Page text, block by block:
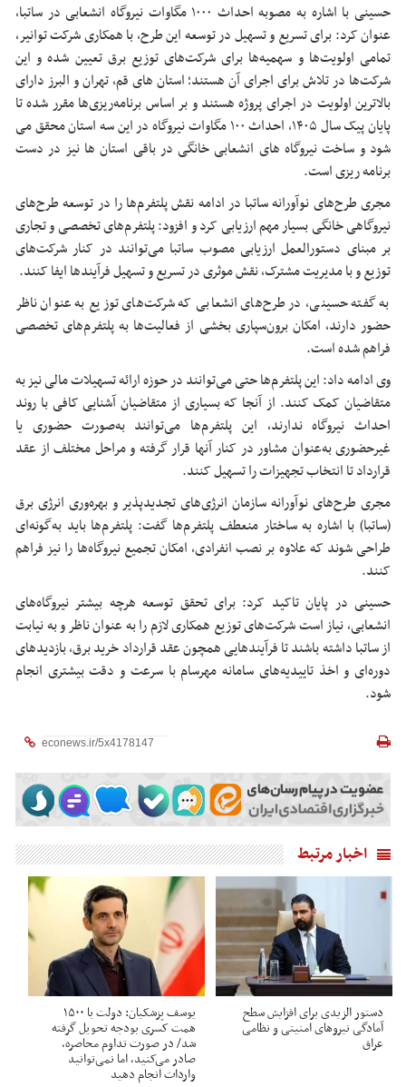
حسینی با اشاره به مصوبه احداث ۱۰۰۰ مگاوات نیروگاه انشعابی در ساتبا،
عنوان کرد: برای تسریع و تسهیل در توسعه این طرح، با همکاری شرکت توانیر،
تمامی اولویت‌ها و سهمیه‌ها برای شرکت‌های توزیع برق تعیین شده و این
شرکت‌ها در تلاش برای اجرای آن هستند؛ استان های قم، تهران و البرز دارای
بالاترین اولویت در اجرای پروژه هستند و بر اساس برنامه‌ریزی‌ها مقرر شده تا
پایان پیک سال ۱۴۰۵، احداث ۱۰۰ مگاوات نیروگاه در این سه استان محقق می
شود و ساخت نیروگاه های انشعابی خانگی در باقی استان ها نیز در دست
برنامه ریزی است.
مجری طرح‌های نوآورانه ساتبا در ادامه نقش پلتفرم‌ها را در توسعه طرح‌های
نیروگاهی خانگی بسیار مهم ارزیابی کرد و افزود: پلتفرم‌های تخصصی و تجاری
بر مبنای دستورالعمل ارزیابی مصوب ساتبا می‌توانند در کنار شرکت‌های
توزیع و با مدیریت مشترک، نقش موثری در تسریع و تسهیل فرآیندها ایفا کنند.
به گفته حسینی، در طرح‌های انشعابی که شرکت‌های توزیع به عنوان ناظر
حضور دارند، امکان برون‌سپاری بخشی از فعالیت‌ها به پلتفرم‌های تخصصی
فراهم شده است.
وی ادامه داد: این پلتفرم‌ها حتی می‌توانند در حوزه ارائه تسهیلات مالی نیز به
متقاضیان کمک کنند. از آنجا که بسیاری از متقاضیان آشنایی کافی با روند
احداث نیروگاه ندارند، این پلتفرم‌ها می‌توانند به‌صورت حضوری یا
غیرحضوری به‌عنوان مشاور در کنار آنها قرار گرفته و مراحل مختلف از عقد
قرارداد تا انتخاب تجهیزات را تسهیل کنند.
مجری طرح‌های نوآورانه سازمان انرژی‌های تجدیدپذیر و بهره‌وری انرژی برق
(ساتبا) با اشاره به ساختار منعطف پلتفرم‌ها گفت: پلتفرم‌ها باید به‌گونه‌ای
طراحی شوند که علاوه بر نصب انفرادی، امکان تجمیع نیروگاه‌ها را نیز فراهم
کنند.
حسینی در پایان تاکید کرد: برای تحقق توسعه هرچه بیشتر نیروگاه‌های
انشعابی، نیاز است شرکت‌های توزیع همکاری لازم را به عنوان ناظر و به نیابت
از ساتبا داشته باشند تا فرآیندهایی همچون عقد قرارداد خرید برق، بازدیدهای
دوره‌ای و اخذ تاییدیه‌های سامانه مهرسام با سرعت و دقت بیشتری انجام
شود.
اخبار مرتبط
دستور الزیدی برای افزایش سطح
آمادگی نیروهای امنیتی و نظامی
عراق
یوسف پزشکیان: دولت با ۱۵۰۰
همت کسری بودجه تحویل گرفته
شد/ در صورت تداوم محاصره،
صادر می‌کنید، اما نمی‌توانید
واردات انجام دهید